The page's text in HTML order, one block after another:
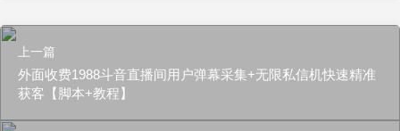
上一篇
外面收费1988斗音直播间用户弹幕采集+无限私信机快速精准
获客【脚本+教程】